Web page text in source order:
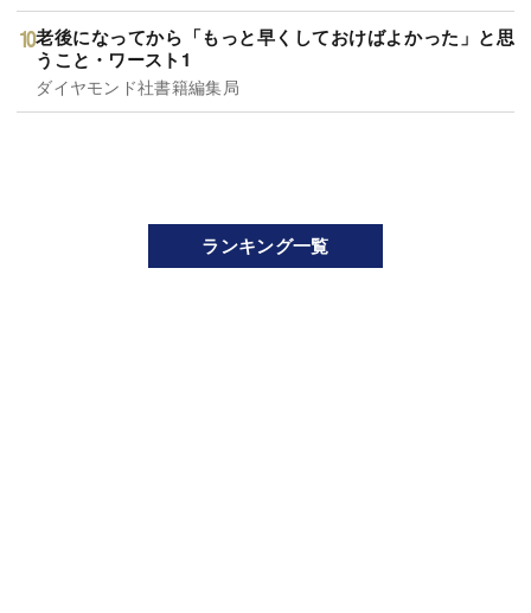
老後になってから「もっと早くしておけばよかった」と思
うこと・ワースト1
ダイヤモンド社書籍編集局
ランキング一覧